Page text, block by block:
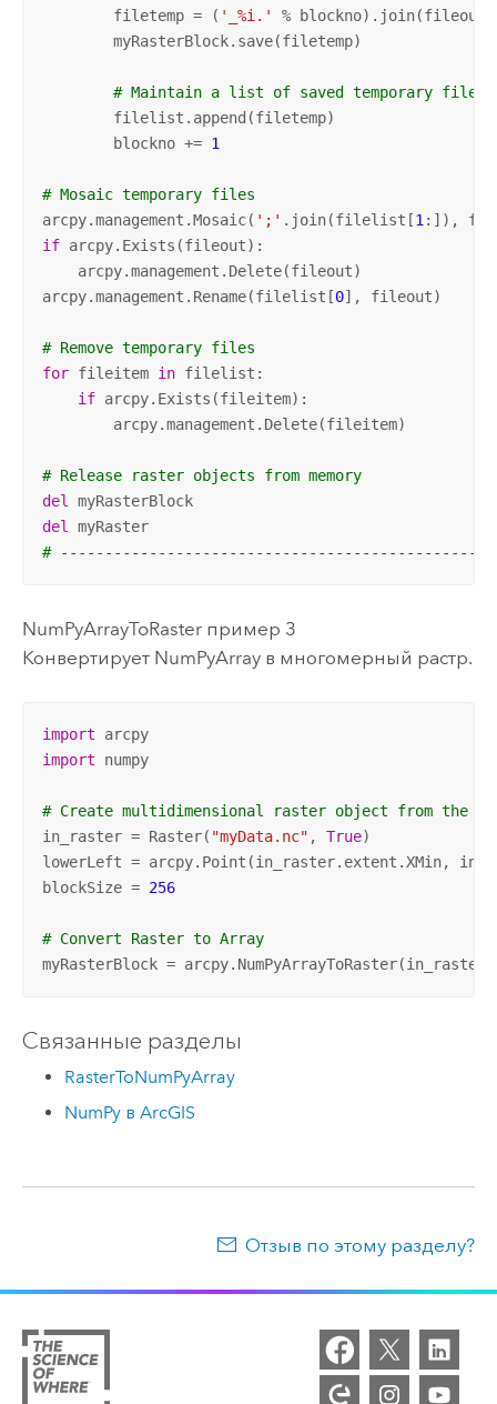
        filetemp = (
'_%i.'
%
        myRasterBlock.save(filetemp)
# Maintain a list of saved temporary files
        filelist.append(filetemp)
        blockno +=
1
# Mosaic temporary files
arcpy.management.Mosaic( ';' .join(filelist[1 :]),
if arcpy.Exists(fileout):
    arcpy.management.Delete(fileout)
arcpy.management.Rename(filelist[0], fileout)
# Remove temporary files
for fileitem in filelist:
if arcpy.Exists(fileitem):
        arcpy.management.Delete(fileitem)
# Release raster objects from memory
del
myRasterBlock
del
myRaster
#
NumPyArrayToRaster пример 3
Конвертирует NumPyArray в многомерный растр.
import
arcpy
import numpy
# Create multidimensional raster object from the
in_raster = Raster( "myData.nc" , True)
lowerLeft = arcpy.Point(in_raster.extent.XMin,
blockSize = 256
# Convert Raster to Array
myRasterBlock =
Связанные разделы
RasterToNumPyArray
NumPy в ArcGIS
Отзыв по этому разделу?